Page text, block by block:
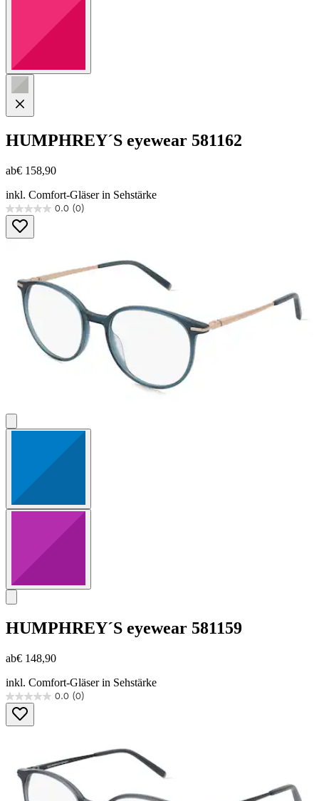
HUMPHREY´S eyewear 581162
ab€ 158,90
inkl. Comfort-Gläser in Sehstärke
0.0 (0)
0.0
von
5
HUMPHREY´S eyewear 581159
ab€ 148,90
inkl. Comfort-Gläser in Sehstärke
0.0 (0)
0.0
von
5